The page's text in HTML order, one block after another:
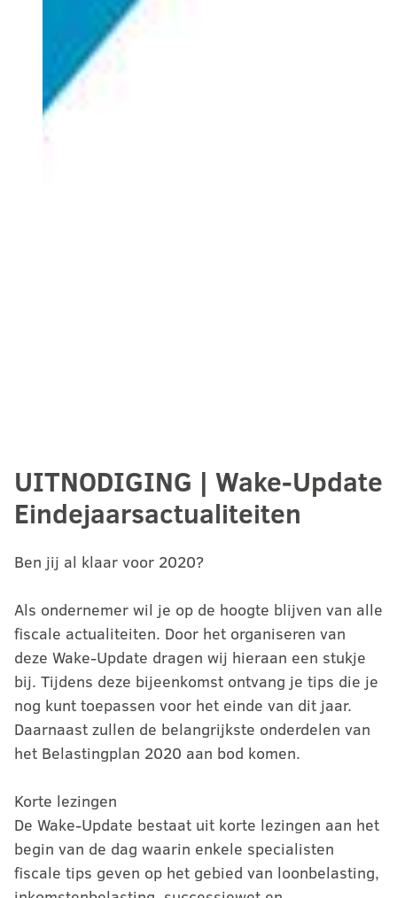
UITNODIGING | Wake-Update
Eindejaarsactualiteiten
Ben jij al klaar voor 2020?
Als ondernemer wil je op de hoogte blijven van alle
fiscale actualiteiten. Door het organiseren van
deze Wake-Update dragen wij hieraan een stukje
bij. Tijdens deze bijeenkomst ontvang je tips die je
nog kunt toepassen voor het einde van dit jaar.
Daarnaast zullen de belangrijkste onderdelen van
het Belastingplan 2020 aan bod komen.
Korte lezingen
De Wake-Update bestaat uit korte lezingen aan het
begin van de dag waarin enkele specialisten
fiscale tips geven op het gebied van loonbelasting,